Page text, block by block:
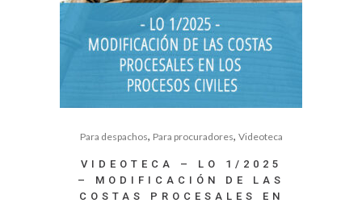
Para despachos, Para procuradores, Videoteca
VIDEOTECA – LO 1/2025
– MODIFICACIÓN DE LAS
COSTAS PROCESALES EN